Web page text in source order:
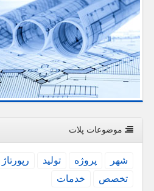
موضوعات پلات
شهر پروژه تولید رپورتاژ
تخصص
خدمات